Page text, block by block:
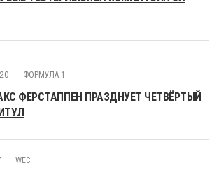
ФОРМУЛА 1
ФЕРСТАППЕН ПРАЗДНУЕТ ЧЕТВЁРТЫЙ
WEC